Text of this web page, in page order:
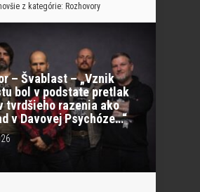
z kategórie: Rozhovory
– Švablast – „Vznik
bol v podstate pretlak
tvrdšieho razenia ako
v Davovej Psychóze…“